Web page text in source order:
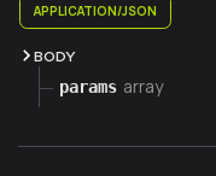
APPLICATION/JSON
BODY
params array